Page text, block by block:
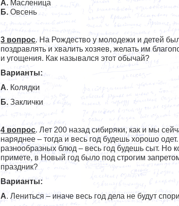
А. Масленица
Б. Овсень
3 вопрос. На Рождество у молодежи и детей
поздравлять и хвалить хозяев, желать им
и угощения. Как назывался этот обычай?
Варианты:
А. Колядки
Б.Заклички
4 вопрос. Лет 200 назад сибиряки, как и мы
наряднее – тогда и весь год будешь хорошо
разнообразных блюд – весь год будешь сыт. Но
примете, в Новый год было под строгим
праздник?
Варианты:
А. Лениться – иначе весь год дела не будут